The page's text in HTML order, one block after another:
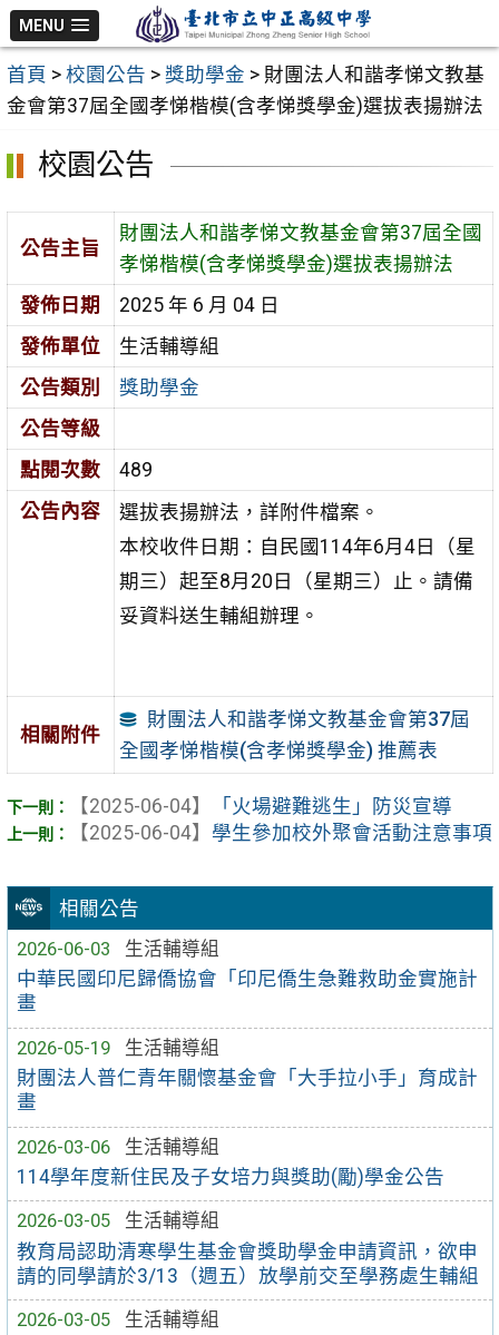
跳
至
主
要
MENU
首頁 > 校園公告 > 獎助學金 > 財團法人和諧孝悌文教基
金會第37屆全國孝悌楷模(含孝悌獎學金)選拔表揚辦法
相關公告
2026-06-03
生活輔導組
中華民國印尼歸僑協會「印尼僑生急難救助金實施計
畫
2026-05-19
生活輔導組
財團法人普仁青年關懷基金會「大手拉小手」育成計
畫
2026-03-06
生活輔導組
114學年度新住民及子女培力與獎助(勵)學金公告
2026-03-05
生活輔導組
教育局認助清寒學生基金會獎助學金申請資訊，欲申
請的同學請於3/13（週五）放學前交至學務處生輔組
2026-03-05
生活輔導組
校園公告
公告主旨
財團法人和諧孝悌文教基金會第37屆全國
孝悌楷模(含孝悌獎學金)選拔表揚辦法
發佈日期
2025 年 6 月 04 日
發佈單位
生活輔導組
公告類別
獎助學金
公告等級
點閱次數
489
公告內容
選拔表揚辦法，詳附件檔案。
本校收件日期：自民國114年6月4日（星
期三）起至8月20日（星期三）止。請備
妥資料送生輔組辦理。
相關附件
財團法人和諧孝悌文教基金會第37屆
全國孝悌楷模(含孝悌獎學金) 推薦表
【2025-06-04】
「火場避難逃生」防災宣導
【2025-06-04】 學生參加校外聚會活動注意事項